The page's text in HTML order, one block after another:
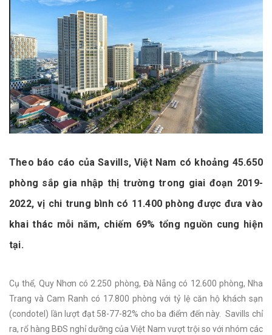
Theo báo cáo của Savills, Việt Nam có khoảng 45.650
phòng sắp gia nhập thị trường trong giai đoạn 2019-
2022, vị chi trung bình có 11.400 phòng được đưa vào
khai thác mỗi năm, chiếm 69% tổng nguồn cung hiện
tại.
Cụ thể, Quy Nhơn có 2.250 phòng, Đà Nẵng có 12.600 phòng, Nha
Trang và Cam Ranh có 17.800 phòng với tỷ lệ căn hộ khách sạn
(condotel) lần lượt đạt 58-77-82% cho ba điểm đến này. Savills chỉ
ra, rổ hàng BĐS nghỉ dưỡng của Việt Nam vượt trội so với nhóm các